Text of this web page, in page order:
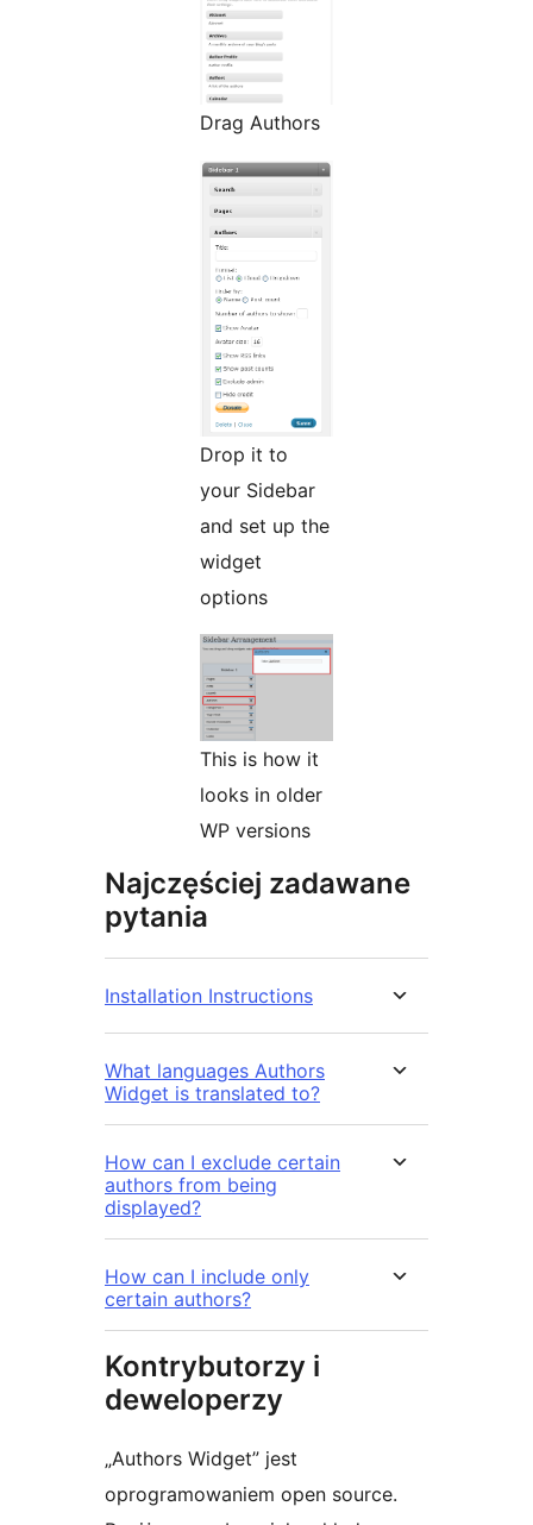
Drag Authors
Drop it to
your Sidebar
and set up the
widget
options
This is how it
looks in older
WP versions
Najczęściej zadawane
pytania
Installation Instructions
What languages Authors
Widget is translated to?
How can I exclude certain
authors from being
displayed?
How can I include only
certain authors?
Kontrybutorzy i
deweloperzy
„Authors Widget” jest
oprogramowaniem open source.